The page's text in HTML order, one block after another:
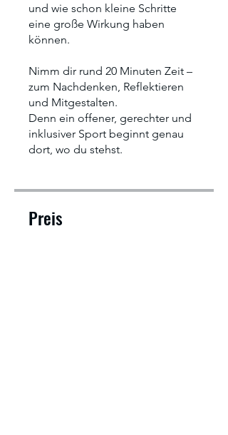
und wie schon kleine Schritte
eine große Wirkung haben
können.
Nimm dir rund 20 Minuten Zeit –
zum Nachdenken, Reflektieren
und Mitgestalten.
Denn ein offener, gerechter und
inklusiver Sport beginnt genau
Preis